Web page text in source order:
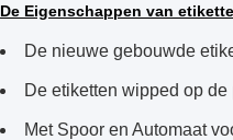
De Eigenschappen van
De nieuwe gebouwde
De etiketten wipped op
Met Spoor en Automaat